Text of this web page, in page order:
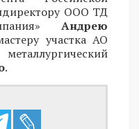
ООО ТД
Андрею
участка АО
.